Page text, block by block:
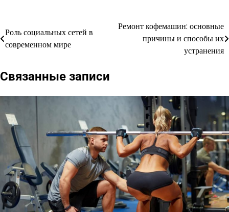
Навигация
по
Роль социальных сетей в
современном мире
Ремонт кофемашин: основные
причины и способы их
устранения
Связанные записи